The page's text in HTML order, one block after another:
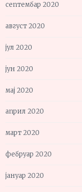
септембар 2020
август 2020
јул 2020
јун 2020
мај 2020
април 2020
март 2020
фебруар 2020
јануар 2020